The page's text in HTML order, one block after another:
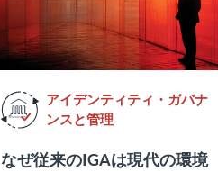
アイデンティティ・ガバナ
ンスと管理
なぜ従来のIGAは現代の環境